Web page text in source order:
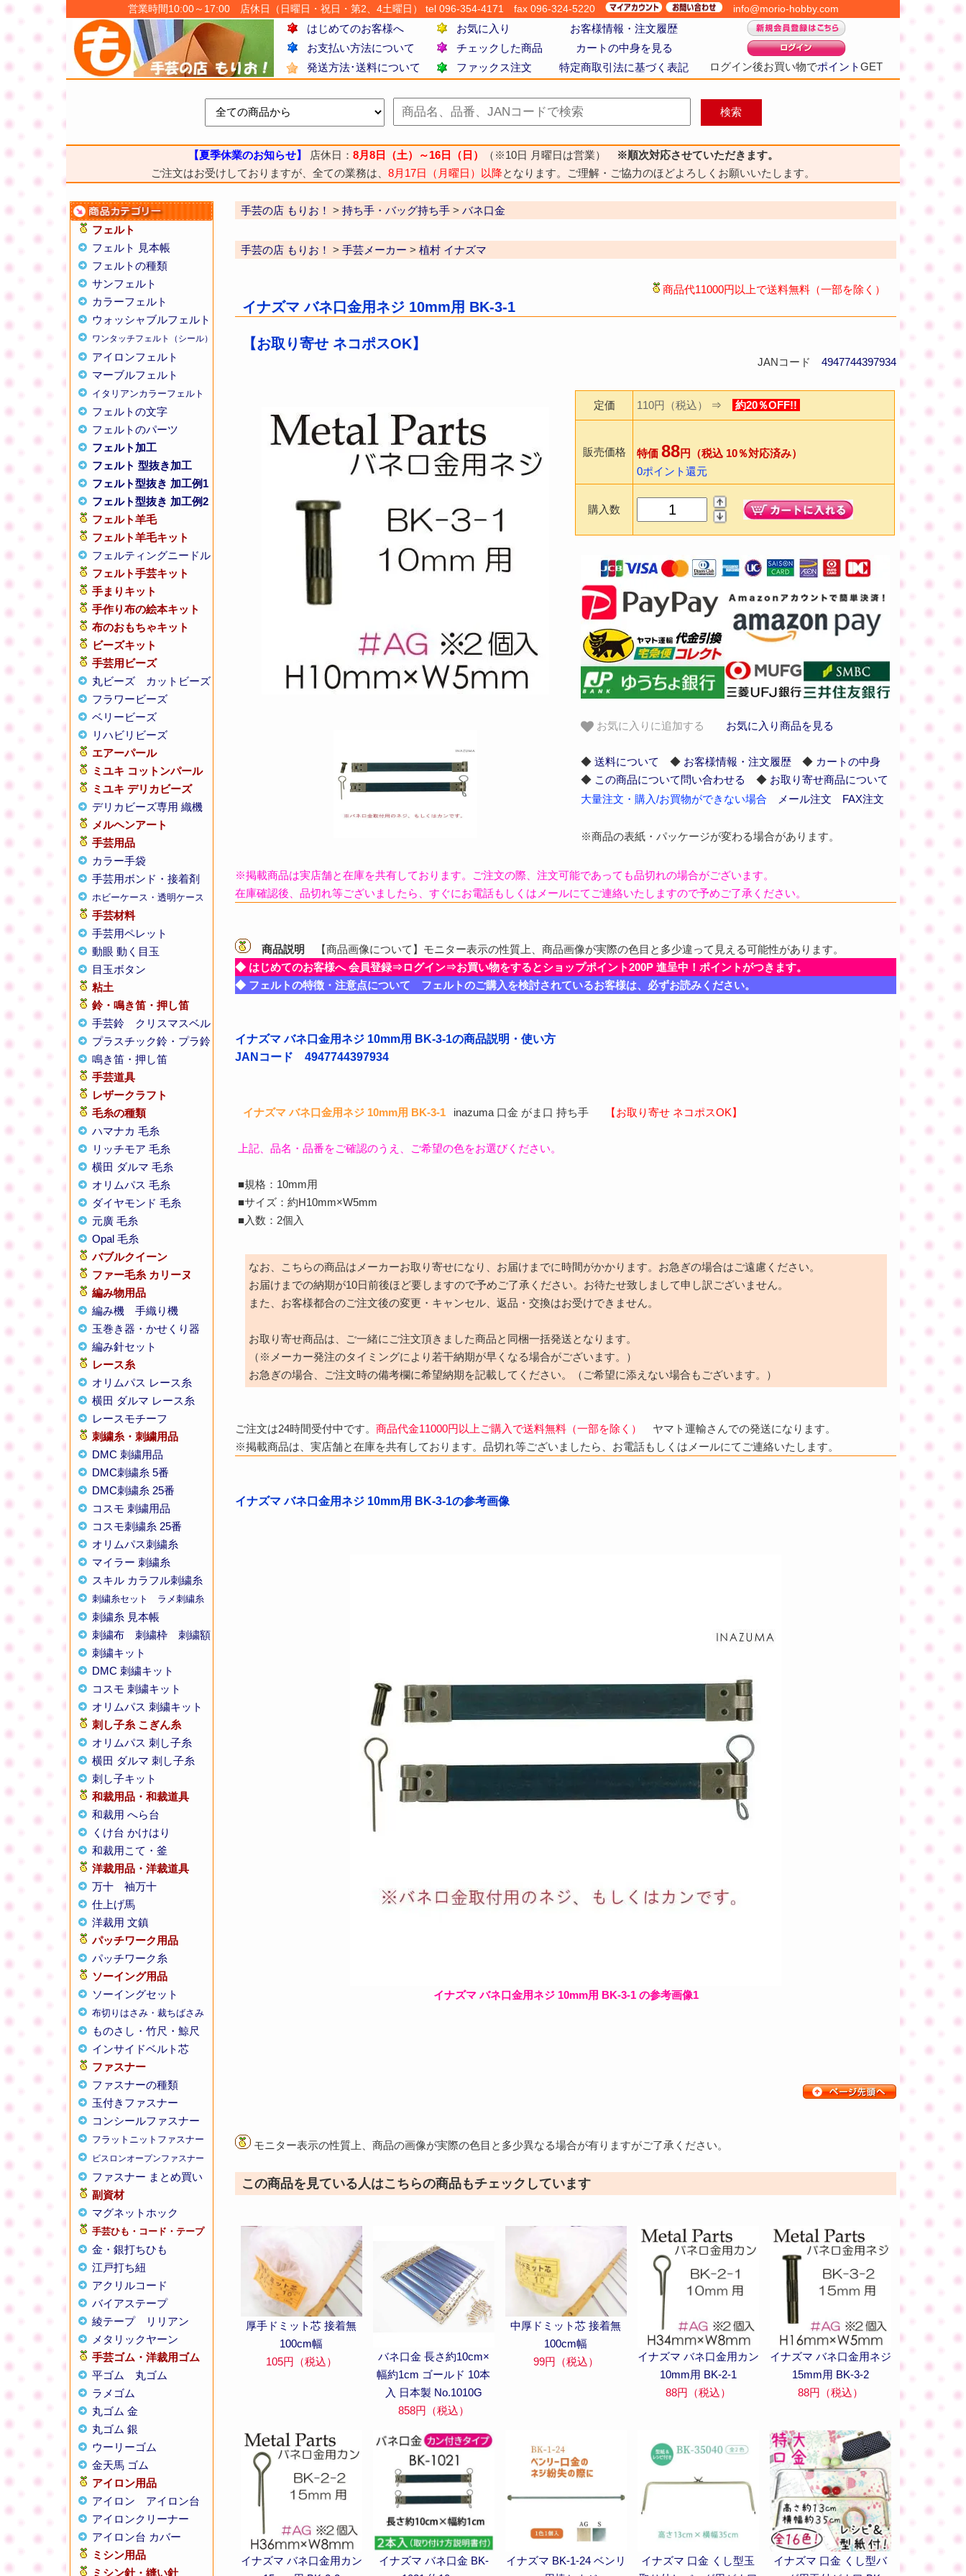
営業時間10:00～17:00 店休日（日曜日・祝日・第2、4土曜日） tel 096-354-4171 fax 096-324-5220 info@morio-hobby.com
はじめてのお客様へ お気に入り お客様情報・注文履歴
ログイン後お買い物でポイントGET
お支払い方法について チェックした商品
カートの中身を見る
発送方法･送料について
ファックス注文 特定商取引法に基づく表記
【夏季休業のお知らせ】 店休日： 8月8日（土）～16日（日） （※10日 月曜日は営業）
※順次対応させていただきます。
ご注文はお受けしておりますが、全ての業務は、 8月17日（月曜日）以降となります。ご理解・ご協力のほどよろしくお願いいたします。
フェルト
フェルト 見本帳
フェルトの種類
サンフェルト
カラーフェルト
ウォッシャブルフェルト
ワンタッチフェルト（シール）
アイロンフェルト
マーブルフェルト
イタリアンカラーフェルト
フェルトの文字
フェルトのパーツ
フェルト加工
フェルト 型抜き加工
フェルト型抜き 加工例1
フェルト型抜き 加工例2
フェルト羊毛
フェルト羊毛キット
フェルティングニードル
フェルト手芸キット
手まりキット
手作り布の絵本キット
布のおもちゃキット
ビーズキット
手芸用ビーズ
丸ビーズ
カットビーズ
フラワービーズ
ベリービーズ
リハビリビーズ
エアーパール
ミユキ コットンパール
ミユキ デリカビーズ
デリカビーズ専用 織機
メルヘンアート
手芸用品
カラー手袋
手芸用ボンド・接着剤
ホビーケース・透明ケース
手芸材料
手芸用ペレット
動眼 動く目玉
目玉ボタン
粘土
鈴・鳴き笛・押し笛
手芸鈴
クリスマスベル
プラスチック鈴・プラ鈴
鳴き笛・押し笛
手芸道具
レザークラフト
毛糸の種類
ハマナカ 毛糸
リッチモア 毛糸
横田 ダルマ 毛糸
オリムパス 毛糸
ダイヤモンド 毛糸
元廣 毛糸
Opal 毛糸
バブルクイーン
ファー毛糸 カリーヌ
編み物用品
編み機
手織り機
玉巻き器・かせくり器
編み針セット
レース糸
オリムパス レース糸
横田 ダルマ レース糸
レースモチーフ
刺繍糸・刺繍用品
DMC 刺繍用品
DMC刺繍糸 5番
DMC刺繍糸 25番
コスモ 刺繍用品
コスモ刺繍糸 25番
オリムパス刺繍糸
マイラー 刺繍糸
スキル カラフル刺繍糸
刺繍糸セット ラメ刺繍糸
刺繍糸 見本帳
刺繍布
刺繍枠
刺繍額
刺繍キット
DMC 刺繍キット
コスモ 刺繍キット
オリムパス 刺繍キット
刺し子糸 こぎん糸
オリムパス 刺し子糸
横田 ダルマ 刺し子糸
刺し子キット
和裁用品・和裁道具
和裁用 へら台
くけ台 かけはり
和裁用こて・釜
洋裁用品・洋裁道具
万十
袖万十
仕上げ馬
洋裁用 文鎮
パッチワーク用品
パッチワーク糸
ソーイング用品
ソーイングセット
布切りはさみ・裁ちばさみ
ものさし・竹尺・鯨尺
インサイドベルト芯
ファスナー
ファスナーの種類
玉付きファスナー
コンシールファスナー
フラットニットファスナー
ビスロンオープンファスナー
ファスナー まとめ買い
副資材
マグネットホック
手芸ひも・コード・テープ
金・銀打ちひも
江戸打ち紐
アクリルコード
バイアステープ
綾テープ
リリアン
メタリックヤーン
手芸ゴム・洋裁用ゴム
平ゴム
丸ゴム
ラメゴム
丸ゴム 金
丸ゴム 銀
ウーリーゴム
金天馬 ゴム
アイロン用品
アイロン
アイロン台
アイロンクリーナー
アイロン台 カバー
ミシン用品
ミシン針・縫い針
手芸の店 もりお！ > 持ち手・バッグ持ち手 > バネ口金
手芸の店 もりお！ > 手芸メーカー > 植村 イナズマ
商品代11000円以上で送料無料（一部を除く）
イナズマ バネ口金用ネジ 10mm用 BK-3-1
【お取り寄せ ネコポスOK】
JANコード 4947744397934
定価 110円（税込） ⇒ 約20％OFF!!
販売価格 特価 88円（税込 10％対応済み）
0ポイント還元
購入数
お気に入りに追加する お気に入り商品を見る
◆ 送料について ◆ お客様情報・注文履歴◆ カートの中身
◆ この商品について問い合わせる ◆ お取り寄せ商品について
大量注文・購入/お買物ができない場合
メール注文 FAX注文
※商品の表紙・パッケージが変わる場合があります。
※掲載商品は実店舗と在庫を共有しております。ご注文の際、注文可能であっても品切れの場合がございます。
在庫確認後、品切れ等ございましたら、すぐにお電話もしくはメールにてご連絡いたしますので予めご了承ください。
商品説明
【商品画像について】モニター表示の性質上、商品画像が実際の色目と多少違って見える可能性があります。
◆ はじめてのお客様へ 会員登録⇒ログイン⇒お買い物をするとショップポイント200P 進呈中！ポイントがつきます。
◆ フェルトの特徴・注意点について フェルトのご購入を検討されているお客様は、必ずお読みください。
イナズマ バネ口金用ネジ 10mm用 BK-3-1の商品説明・使い方
JANコード 4947744397934
イナズマ バネ口金用ネジ 10mm用 BK-3-1 inazuma 口金 がま口 持ち手 【お取り寄せ ネコポスOK】
上記、品名・品番をご確認のうえ、ご希望の色をお選びください。
■規格：10mm用
■サイズ：約H10mm×W5mm
■入数：2個入
なお、こちらの商品はメーカーお取り寄せになり、お届けまでに時間がかかります。お急ぎの場合はご遠慮ください。
お届けまでの納期が10日前後ほど要しますので予めご了承ください。お待たせ致しまして申し訳ございません。
また、お客様都合のご注文後の変更・キャンセル、返品・交換はお受けできません。
お取り寄せ商品は、ご一緒にご注文頂きました商品と同梱一括発送となります。
（※メーカー発注のタイミングにより若干納期が早くなる場合がございます。）
お急ぎの場合、ご注文時の備考欄に希望納期を記載してください。（ご希望に添えない場合もございます。）
ご注文は24時間受付中です。 商品代金11000円以上ご購入で送料無料（一部を除く）
ヤマト運輸さんでの発送になります。
※掲載商品は、実店舗と在庫を共有しております。品切れ等ございましたら、お電話もしくはメールにてご連絡いたします。
イナズマ バネ口金用ネジ 10mm用 BK-3-1の参考画像
イナズマ バネ口金用ネジ 10mm用 BK-3-1 の参考画像1
モニター表示の性質上、商品の画像が実際の色目と多少異なる場合が有りますがご了承ください。
この商品を見ている人はこちらの商品もチェックしています
厚手ドミット芯 接着無
100cm幅
105円（税込）
バネ口金 長さ約10cm×
幅約1cm ゴールド 10本
入 日本製 No.1010G
858円（税込）
中厚ドミット芯 接着無
100cm幅
99円（税込）
イナズマ バネ口金用カン
10mm用 BK-2-1
88円（税込）
イナズマ バネ口金用ネジ
15mm用 BK-3-2
88円（税込）
イナズマ バネ口金用カン
イナズマ バネ口金 BK-
イナズマ BK-1-24 ベンリ
イナズマ 口金 くし型玉
イナズマ 口金 くし型バ